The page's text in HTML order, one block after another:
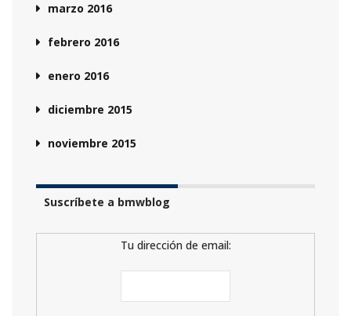
marzo 2016
febrero 2016
enero 2016
diciembre 2015
noviembre 2015
Suscríbete a bmwblog
Tu dirección de email: